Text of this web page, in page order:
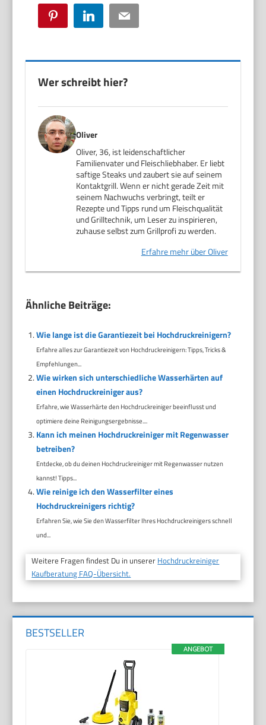
Pinterest LinkedIn Email
Wer schreibt hier?
Oliver
Oliver, 36, ist leidenschaftlicher
Familienvater und Fleischliebhaber. Er liebt
saftige Steaks und zaubert sie auf seinem
Kontaktgrill. Wenn er nicht gerade Zeit mit
seinem Nachwuchs verbringt, teilt er
Rezepte und Tipps rund um Fleischqualität
und Grilltechnik, um Leser zu inspirieren,
zuhause selbst zum Grillprofi zu werden.
Erfahre mehr über Oliver
Ähnliche Beiträge:
Wie lange ist die Garantiezeit bei Hochdruckreinigern?
Erfahre alles zur Garantiezeit von Hochdruckreinigern: Tipps, Tricks &
Empfehlungen...
Wie wirken sich unterschiedliche Wasserhärten auf
einen Hochdruckreiniger aus?
Erfahre, wie Wasserhärte den Hochdruckreiniger beeinflusst und
optimiere deine Reinigungsergebnisse....
Kann ich meinen Hochdruckreiniger mit Regenwasser
betreiben?
Entdecke, ob du deinen Hochdruckreiniger mit Regenwasser nutzen
kannst! Tipps...
Wie reinige ich den Wasserfilter eines
Hochdruckreinigers richtig?
Erfahren Sie, wie Sie den Wasserfilter Ihres Hochdruckreinigers schnell
und...
Weitere Fragen findest Du in unserer Hochdruckreiniger
Kaufberatung FAQ-Übersicht.
BESTSELLER
ANGEBOT